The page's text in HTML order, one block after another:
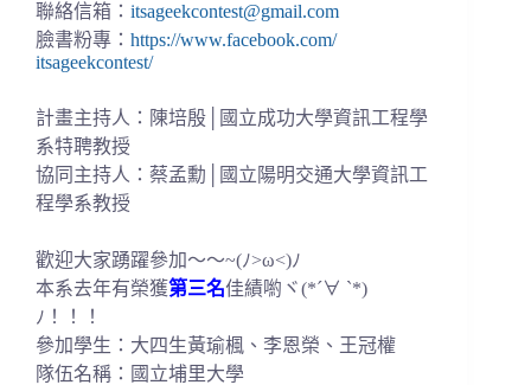
聯絡信箱： itsageekcontest@gmail.com
臉書粉專： https://www.facebook.com/
itsageekcontest/
計畫主持人：陳培殷│國立成功大學資訊工程學
系特聘教授
協同主持人：蔡孟勳│國立陽明交通大學資訊工
程學系教授
歡迎大家踴躍參加～～~(ﾉ>ω<)ﾉ
本系去年有榮獲第三名佳績喲ヾ(*´∀ ˋ*)
ﾉ！！！
參加學生： 大四生黃瑜楓、李恩榮、王冠權
隊伍名稱：國立埔里大學